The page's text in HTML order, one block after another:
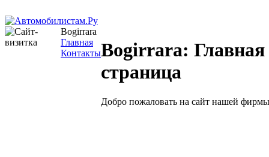
Bogirrara
Главная
КонтактыBogirrara: Главная
страница
Добро пожаловать на сайт нашей